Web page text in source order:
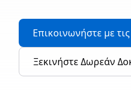
Επικοινωνήστε με
Ξεκινήστε Δωρεάν